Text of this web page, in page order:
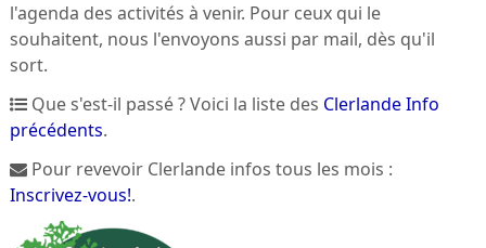
l'agenda des activités à venir. Pour ceux qui le
souhaitent, nous l'envoyons aussi par mail, dès qu'il
sort.
Que s'est-il passé ? Voici la liste des Clerlande Info
précédents.
Pour revevoir Clerlande infos tous les mois :
Inscrivez-vous!.